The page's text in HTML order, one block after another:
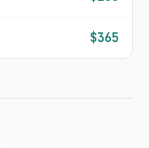
$365